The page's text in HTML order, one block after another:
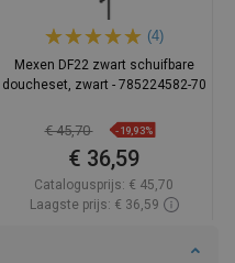
(4)
Mexen DF22 zwart schuifbare
doucheset, zwart - 785224582-70
€ 45,70 -19,93%
€ 36,59
Catalogusprijs: € 45,70
Laagste prijs: € 36,59